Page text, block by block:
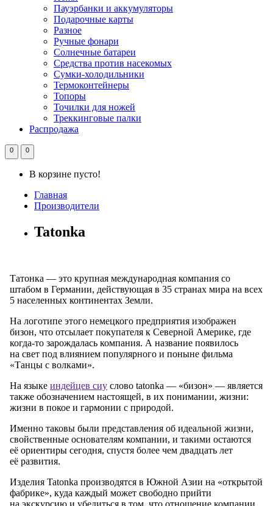
Пауэрбанки и аккумуляторы
Подарочные карты
Разное
Ручные фонари
Солнечные батареи
Средства против насекомых
Сумки-холодильники
Термоконтейнеры
Топоры
Точилки для ножей
Треккинговые палки
Распродажа
0 0
В корзине пусто!
Главная
Производители
Tatonka
Татонка — это крупная международная компания со
штабом в Германии, действующая в 35 странах мира на всех
5 населенных континентах Земли.
На логотипе этого немецкого предприятия изображен
бизон, что отсылает покупателя к Северной Америке, где
когда-то зарождалась компания. А название появилось
на свет под влиянием популярного и поныне фильма
«Танцы с волками».
На языке индейцев сиу слово tatonka — «бизон» — является
также обозначением настоящей, в их понимании, жизни:
жизни в покое и гармонии с природой.
Именно таковы были представления об идеальной жизни,
свойственные основателям компании, и такими остаются
её ориентиры сегодня, спустя более чем двадцать лет
её развития.
Изделия Tatonka производятся в Южной Азии на «открытой
фабрике», куда каждый может свободно прийти